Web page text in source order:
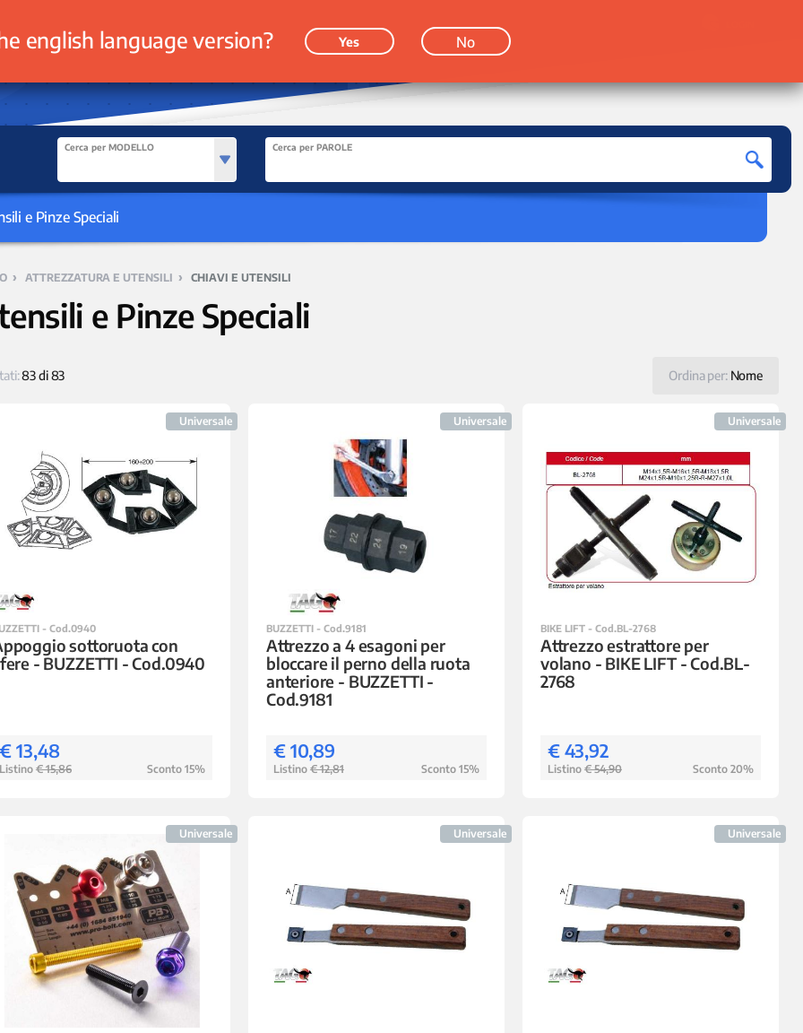
Cerca per MODELLO Cerca per PAROLE
e Pinze Speciali
› ATTREZZATURA E UTENSILI › CHIAVI E UTENSILI
e Pinze Speciali
Ordina per: Nome
83 di 83
Universale
- Cod.0940
sottoruota con
- BUZZETTI - Cod.0940
13,48
€ 15,86 Sconto 15%
Universale
BUZZETTI - Cod.9181
Attrezzo a 4 esagoni per
bloccare il perno della ruota
anteriore - BUZZETTI -
Cod.9181
€ 10,89
Listino € 12,81 Sconto 15%
Universale
BIKE LIFT - Cod.BL-2768
Attrezzo estrattore per
volano - BIKE LIFT - Cod.BL-
2768
€ 43,92
Listino € 54,90 Sconto 20%
Universale Universale Universale
english language version? Yes No